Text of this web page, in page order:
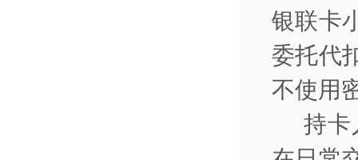
银联卡
委托代
不使用
持卡